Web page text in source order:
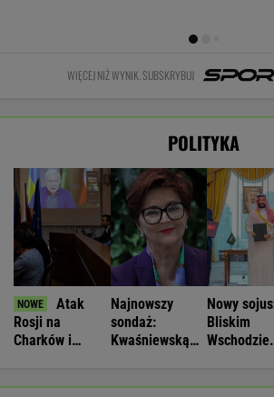
WIĘCEJ NIŻ WYNIK. SUBSKRYBUJ
POLITYKA
Atak
Rosji na
Charków i
Najnowszy
sondaż:
Kwaśniewską
Nowy
Bliskim
Wschodzie.